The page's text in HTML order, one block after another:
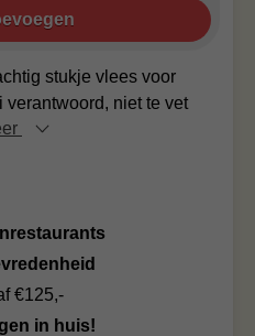
stukje vlees voor
niet te vet
€125,-
in huis!